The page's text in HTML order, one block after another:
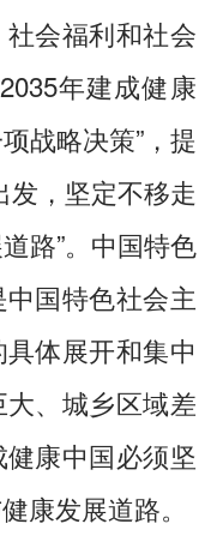
会福利和社会
年建成健康
战略决策”，提
发，坚定不移走
路”。中国特色
国特色社会主
体展开和集中
、城乡区域差
康中国必须坚
康发展道路。